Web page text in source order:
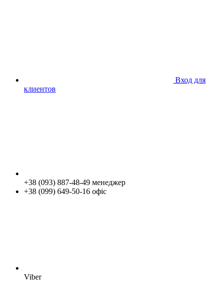
Вход для
клиентов
+38 (093) 887-48-49 менеджер
+38 (099) 649-50-16 офіс
Viber